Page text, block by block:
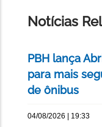
Notícias
PBH lança
para mais
de ônibus
04/08/2026 | 19:33